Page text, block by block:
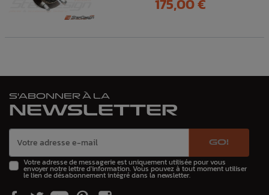
175,00 €
S'ABONNER À LA
NEWSLETTER
GO!
Votre adresse de messagerie est uniquement utilisée pour vous
envoyer notre lettre d'information. Vous pouvez à tout moment utiliser
le lien de désabonnement intégré dans la newsletter.